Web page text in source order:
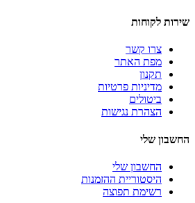
שירות לקוחות
צרו קשר
מפת האתר
תקנון
מדיניות פרטיות
ביטולים
הצהרת נגישות
החשבון שלי
החשבון שלי
היסטוריית ההזמנות
רשימת תפוצה